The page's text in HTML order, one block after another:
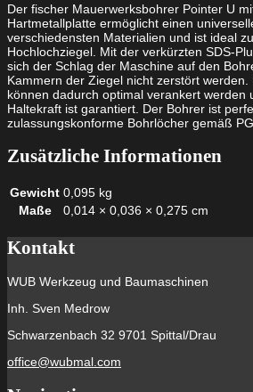
Der fischer Mauerwerksbohrer Pointer U
Hartmetallplatte ermöglicht einen
verschiedensten Materialien und ist ideal
Hochlochziegel. Mit der verkürzten SDS-
sich der Schlag der Maschine auf den
Kammern der Ziegel nicht zerstört
können dadurch optimal verankert werden
Haltekraft ist garantiert. Der Bohrer ist
zulassungskonforme Bohrlöcher gemäß
Zusätzliche Informationen
Gewicht 0,095 kg
Maße
0,014 × 0,036 × 0,275 cm
Kontakt
WUB Werkzeug und Baumaschinen
Inh. Sven Medrow
Schwarzenbach 32 9701 Spittal/Drau
office@wubmal.com